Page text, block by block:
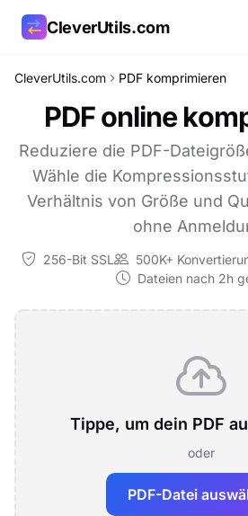
CleverUtils.com
CleverUtils.com PDF komprimieren
PDF online
Reduziere die PDF-
Wähle die
Verhältnis von Größe und
ohne
256-Bit SSL 500K+
Dateien nach 2h
Tippe, um dein PDF
oder
PDF-Datei
Link kopieren